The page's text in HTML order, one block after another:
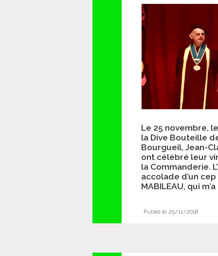
Le 25 novembre,
la Dive Bouteille
Bourgueil, Jean-
ont célébré leur
la Commanderie.
accolade d’un
MABILEAU, qui m’a
Publié le 25/11/2018